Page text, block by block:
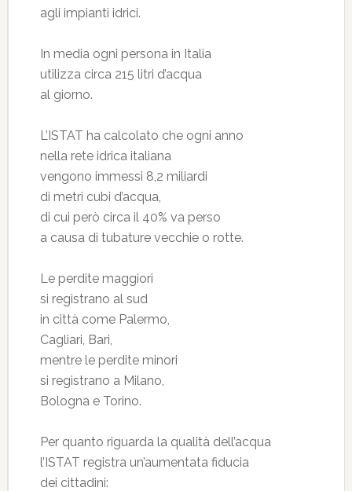
agli impianti idrici.
In media ogni persona in Italia
utilizza circa 215 litri d’acqua
al giorno.
L’ISTAT ha calcolato che ogni anno
nella rete idrica italiana
vengono immessi 8,2 miliardi
di metri cubi d’acqua,
di cui però circa il 40% va perso
a causa di tubature vecchie o rotte.
Le perdite maggiori
si registrano al sud
in città come Palermo,
Cagliari, Bari,
mentre le perdite minori
si registrano a Milano,
Bologna e Torino.
Per quanto riguarda la qualità dell’acqua
l’ISTAT registra un’aumentata fiducia
dei cittadini: